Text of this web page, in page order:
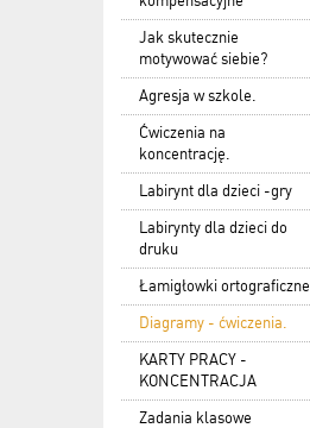
Jak skutecznie
motywować siebie?
Agresja w szkole.
Ćwiczenia na
koncentrację.
Labirynt dla dzieci -gry
Labirynty dla dzieci do
druku
Łamigłowki ortograficzne.
Diagramy - ćwiczenia.
KARTY PRACY -
KONCENTRACJA
Zadania klasowe